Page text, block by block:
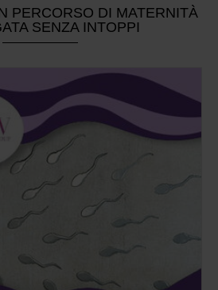
PERCORSO DI MATERNITÀ
SENZA INTOPPI